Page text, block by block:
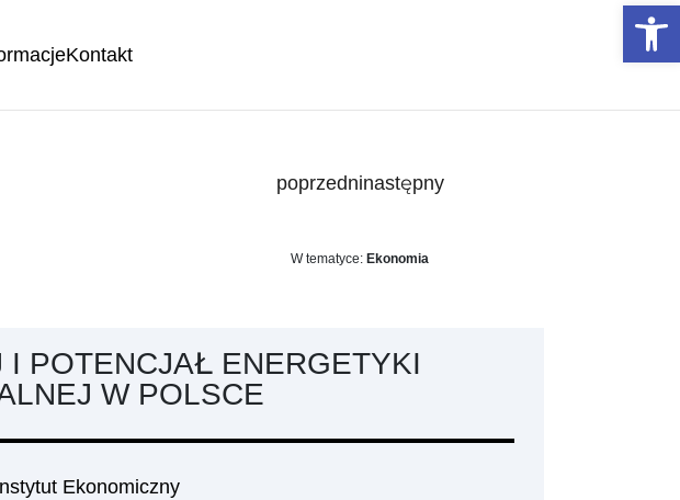
Kontakt
poprzedninastępny
W tematyce: Ekonomia
I POTENCJAŁ ENERGETYKI
W POLSCE
Ekonomiczny